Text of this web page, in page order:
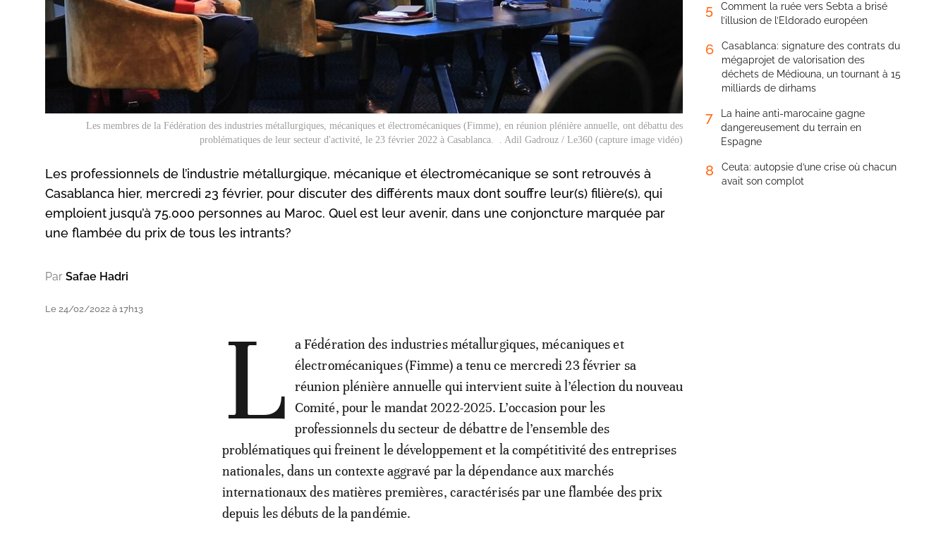
Les membres de la Fédération des industries métallurgiques, mécaniques et électromécaniques (Fimme), en réunion plénière annuelle, ont débattu des
problématiques de leur secteur d'activité, le 23 février 2022 à Casablanca. . Adil Gadrouz / Le360 (capture image vidéo)
Les professionnels de l’industrie métallurgique, mécanique et électromécanique se sont retrouvés à
Casablanca hier, mercredi 23 février, pour discuter des différents maux dont souffre leur(s) filière(s), qui
emploient jusqu’à 75.000 personnes au Maroc. Quel est leur avenir, dans une conjoncture marquée par
une flambée du prix de tous les intrants?
Par Safae Hadri
Le 24/02/2022 à 17h13 L
a Fédération des industries métallurgiques, mécaniques et
électromécaniques (Fimme) a tenu ce mercredi 23 février sa
réunion plénière annuelle qui intervient suite à l’élection du nouveau
Comité, pour le mandat 2022-2025. L’occasion pour les
professionnels du secteur de débattre de l’ensemble des
problématiques qui freinent le développement et la compétitivité des entreprises
nationales, dans un contexte aggravé par la dépendance aux marchés
internationaux des matières premières, caractérisés par une flambée des prix
depuis les débuts de la pandémie.
5
Comment la ruée vers Sebta a brisé
l’illusion de l’Eldorado européen
6
Casablanca: signature des contrats du
mégaprojet de valorisation des
déchets de Médiouna, un tournant à 15
milliards de dirhams
7
La haine anti-marocaine gagne
dangereusement du terrain en
Espagne
8
Ceuta: autopsie d’une crise où chacun
avait son complot